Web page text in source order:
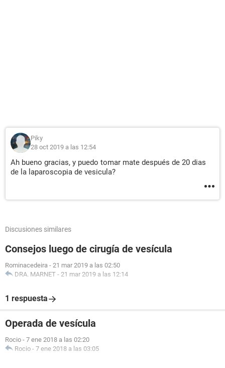
Piky
28 oct 2019 a las 12:54
Ah bueno gracias, y puedo tomar mate después de 20 dias
de la laparoscopia de vesicula?
Discusiones similares
Consejos luego de cirugía de vesícula
Rominacedeira - 21 mar 2019 a las 02:50
DRA. MARNET - 21 mar 2019 a las 12:14
1 respuesta
Operada de vesícula
Rocio - 7 ene 2018 a las 02:20
Rocio - 7 ene 2018 a las 03:05